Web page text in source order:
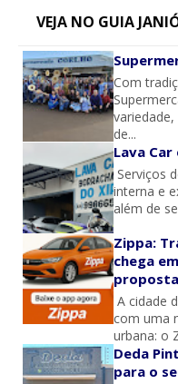
VEJA NO GUIA
Com
de...
Lava
Serviços
interna e
além de
Zippa:
chega
A cidade
com uma
urbana: o
Deda
para o